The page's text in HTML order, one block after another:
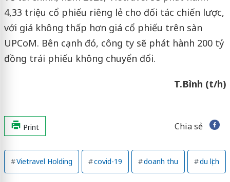
4,33 triệu cổ phiếu riêng lẻ cho đối tác chiến lược,
với giá không thấp hơn giá cổ phiếu trên sàn
UPCoM. Bên cạnh đó, công ty sẽ phát hành 200 tỷ
đồng trái phiếu không chuyển đổi.
T.Bình (t/h)
Print Chia sẻ
Vietravel Holding covid-19 doanh thu du lịch